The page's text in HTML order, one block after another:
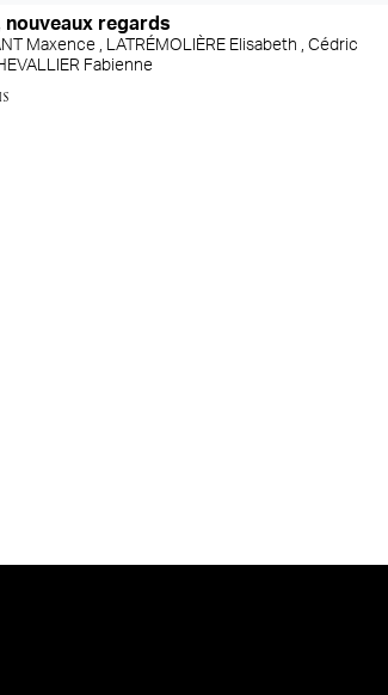
nouveaux regards
Maxence , LATRÉMOLIÈRE Elisabeth ,Cédric
Fabienne